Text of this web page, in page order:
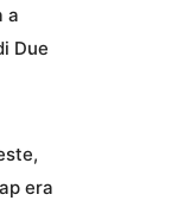
a
Due
era